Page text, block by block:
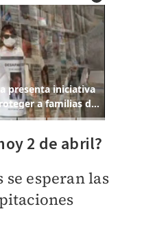
2 de abril?
se esperan las